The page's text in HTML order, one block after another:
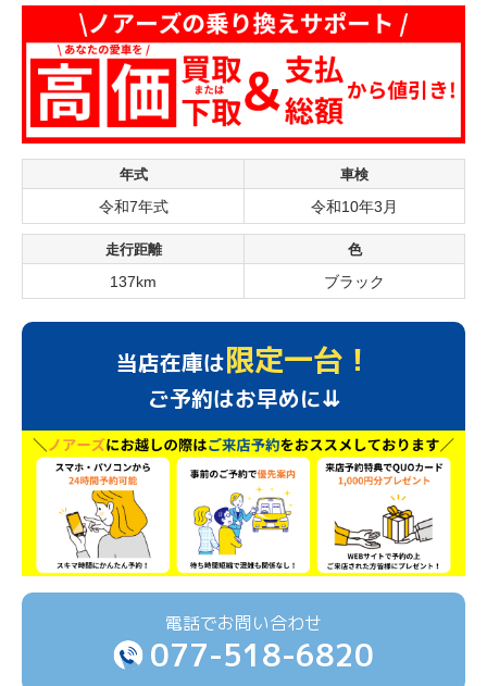
年式 車検
令和7年式 令和10年3月
走行距離 色
137km ブラック
当店在庫は限定一台！
ご予約はお早めに⇊
電話でお問い合わせ
077-518-6820